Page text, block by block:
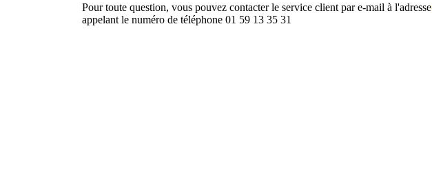
Pour toute question, vous pouvez contacter le service client par e-mail à l'adresse
appelant le numéro de téléphone 01 59 13 35 31